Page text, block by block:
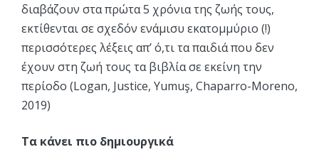
διαβάζουν στα πρώτα 5 χρόνια της ζωής τους,
εκτίθενται σε σχεδόν ενάμισυ εκατομμύριο (!)
περισσότερες λέξεις απ’ ό,τι τα παιδιά που δεν
έχουν στη ζωή τους τα βιβλία σε εκείνη την
περίοδο (Logan, Justice, Yumuş, Chaparro-Moreno,
2019)
Τα κάνει πιο δημιουργικά